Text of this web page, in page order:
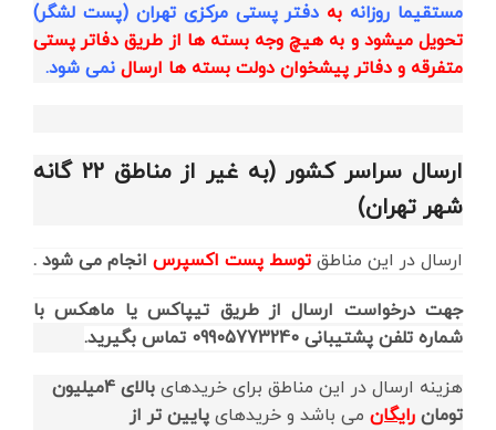
مستقیما روزانه به دفتر پستی مرکزی تهران (پست لشگر)
تحویل میشود و به هیچ وجه بسته ها از طریق دفاتر پستی
متفرقه و دفاتر پیشخوان دولت بسته ها ارسال نمی شود.
ارسال سراسر کشور (به غیر از مناطق 22 گانه
شهر تهران)
ارسال در این مناطق توسط پست اکسپرس انجام می شود .
جهت درخواست ارسال از طریق تیپاکس یا ماهکس با
شماره تلفن پشتیبانی 09905773240 تماس بگیرید.
هزینه ارسال در این مناطق برای خریدهای
بالای 4میلیون
تومان رایگان می باشد و خریدهای پایین تر از